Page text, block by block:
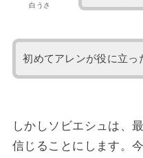
白うさ
初めてアレンが役に立っ
しかしソビエシュは、
信じることにします。